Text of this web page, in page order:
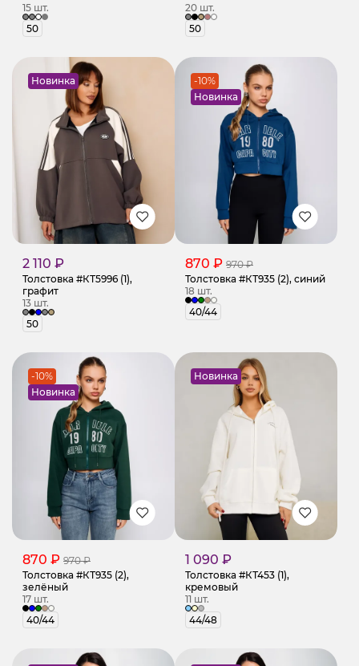
15 шт.
50
20 шт.
50
Новинка
2 110 ₽
Толстовка #КТ5996 (1),
графит
13 шт.
50
-10%
Новинка
870 ₽ 970 ₽
Толстовка #КТ935 (2), синий
18 шт.
40/44
-10%
Новинка
870 ₽ 970 ₽
Толстовка #КТ935 (2),
зелёный
17 шт.
40/44
Новинка
1 090 ₽
Толстовка #КТ453 (1),
кремовый
11 шт.
44/48